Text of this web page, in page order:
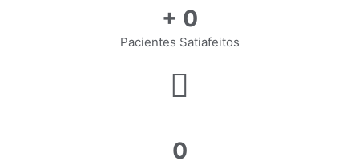
+ 0
Pacientes Satiafeitos
0